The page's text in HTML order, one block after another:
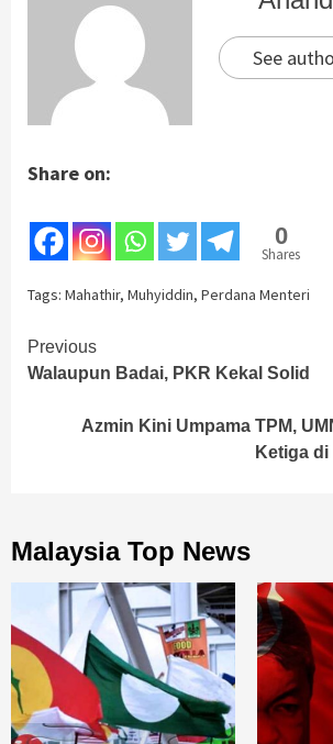
See
Share on:
0
Shares
Tags: Mahathir, Muhyiddin, Perdana Menteri
Continue
Reading
Previous
Walaupun Badai, PKR Kekal Solid
Azmin Kini Umpama TPM,
Ketiga
Malaysia Top News